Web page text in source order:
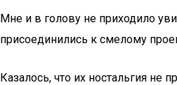
Мне и в голову не приходило
присоединились к смелому
Казалось, что их ностальгия